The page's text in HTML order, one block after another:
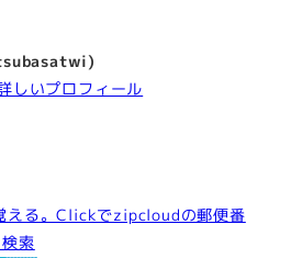
しいプロフィール
える。Clickでzipcloudの郵便番
索